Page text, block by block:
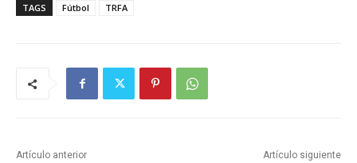
TAGS Fútbol TRFA
Artículo anterior Artículo siguiente